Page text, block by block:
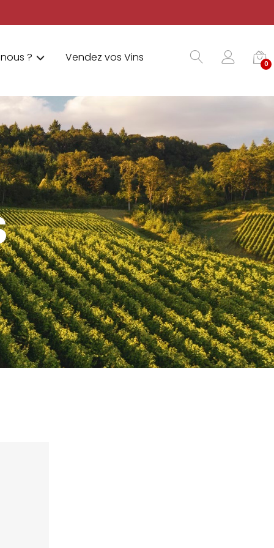
? Vendez vos Vins 0